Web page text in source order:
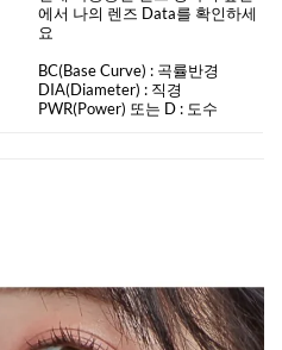
에서 나의 렌즈 Data를 확인하세
요
BC(Base Curve) : 곡률반경
DIA(Diameter) : 직경
PWR(Power) 또는 D : 도수